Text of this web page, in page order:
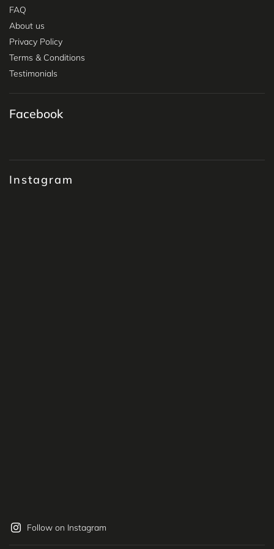
FAQ
About us
Privacy Policy
Terms & Conditions
Testimonials
Instagram
Follow on Instagram
Facebook